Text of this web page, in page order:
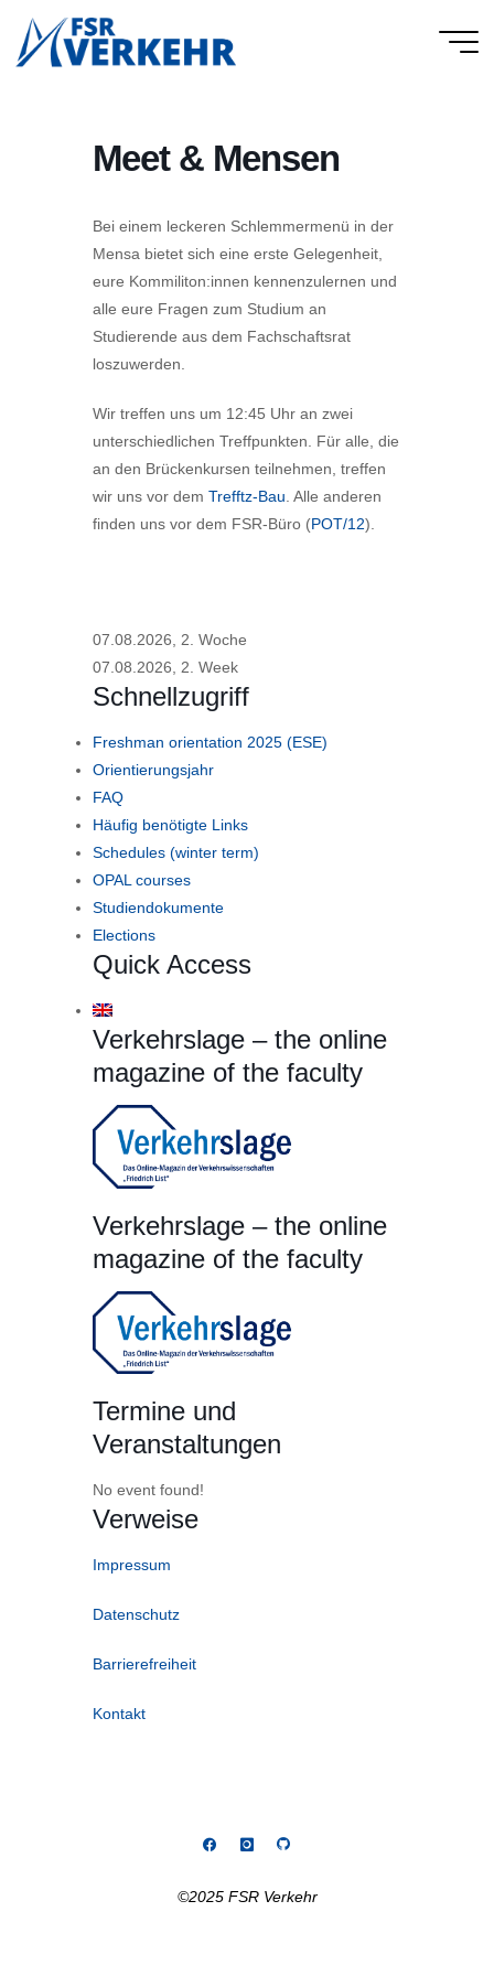
content
Meet & Mensen
Bei einem leckeren Schlemmermenü in der
Mensa bietet sich eine erste Gelegenheit,
eure Kommiliton:innen kennenzulernen und
alle eure Fragen zum Studium an
Studierende aus dem Fachschaftsrat
loszuwerden.
Wir treffen uns um 12:45 Uhr an zwei
unterschiedlichen Treffpunkten. Für alle, die
an den Brückenkursen teilnehmen, treffen
wir uns vor dem Trefftz-Bau . Alle anderen
finden uns vor dem FSR-Büro (POT/12).
07.08.2026, 2. Woche
07.08.2026, 2. Week
Schnellzugriff
Freshman orientation 2025 (ESE)
Orientierungsjahr
FAQ
Häufig benötigte Links
Schedules (winter term)
OPAL courses
Studiendokumente
Elections
Quick Access
Verkehrslage – the online
magazine of the faculty
Verkehrslage – the online
magazine of the faculty
Termine und
Veranstaltungen
No event found!
Verweise
Impressum
Datenschutz
Barrierefreiheit
Kontakt
©2025 FSR Verkehr